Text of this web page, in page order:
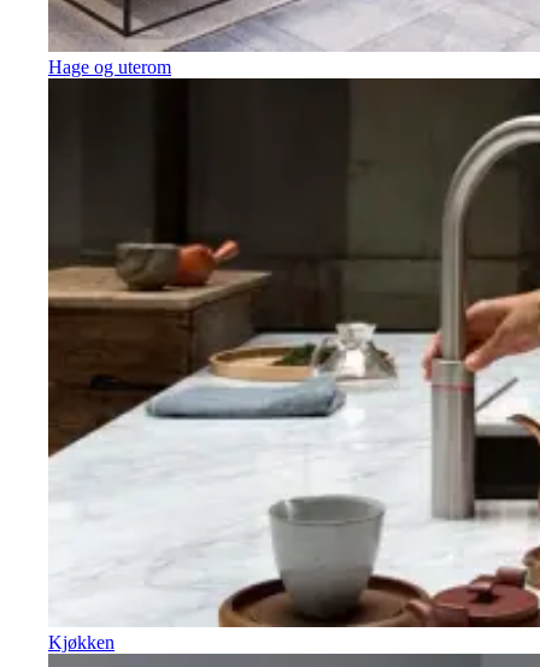
Hage og uterom
Kjøkken